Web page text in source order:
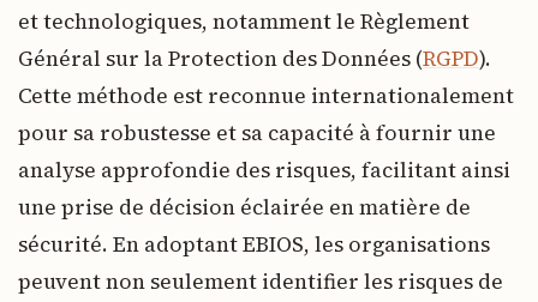
et technologiques, notamment le Règlement
Général sur la Protection des Données (RGPD).
Cette méthode est reconnue internationalement
pour sa robustesse et sa capacité à fournir une
analyse approfondie des risques, facilitant ainsi
une prise de décision éclairée en matière de
sécurité. En adoptant EBIOS, les organisations
peuvent non seulement identifier les risques de